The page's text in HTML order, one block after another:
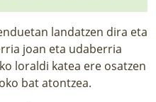
landatzen dira eta
joan eta udaberria
loraldi katea ere osatzen
bat atontzea.